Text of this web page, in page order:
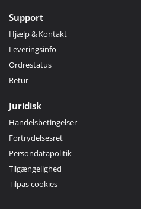
Support
Hjælp & Kontakt
Leveringsinfo
Ordrestatus
Retur
Juridisk
Handelsbetingelser
Fortrydelsesret
Persondatapolitik
Tilgængelighed
Tilpas cookies